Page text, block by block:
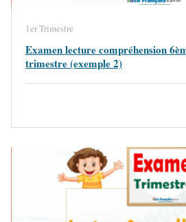
1er Trimestre
Examen lecture compréhension
trimestre (exemple 2)